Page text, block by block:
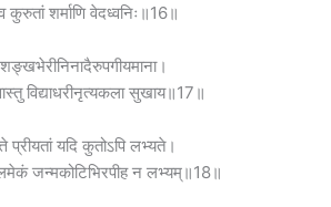
कुरुतां शर्माणि वेदध्वनिः॥16॥
विद्याधरीनृत्यकला सुखाय॥17॥
प्रीयतां यदि कुतोऽपि लभ्यते।
जन्मकोटिभिरपीह न लभ्यम्॥18॥